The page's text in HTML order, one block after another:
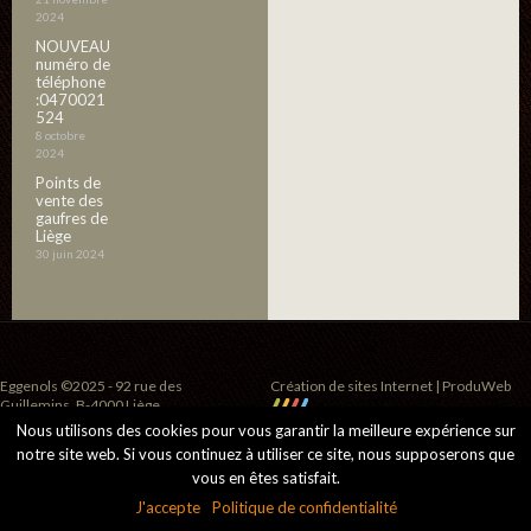
2024
NOUVEAU
numéro de
téléphone
:0470021
524
8 octobre
2024
Points de
vente des
gaufres de
Liège
30 juin 2024
Eggenols ©2025 - 92 rue des
Guillemins, B-4000 Liège
Création de sites Internet | ProduWeb
Nous utilisons des cookies pour vous garantir la meilleure expérience sur
notre site web. Si vous continuez à utiliser ce site, nous supposerons que
vous en êtes satisfait.
J'accepte
Politique de confidentialité